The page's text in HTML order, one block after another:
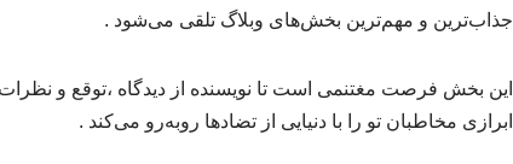
جذاب‌ترین و مهم‌ترین بخش‌های وبلاگ تلقی می‌شود .
این بخش فرصت مغتنمی است تا نویسنده از دیدگاه ،توقع و
ابرازی مخاطبان تو را با دنیایی از تضادها روبه‌رو می‌کند .